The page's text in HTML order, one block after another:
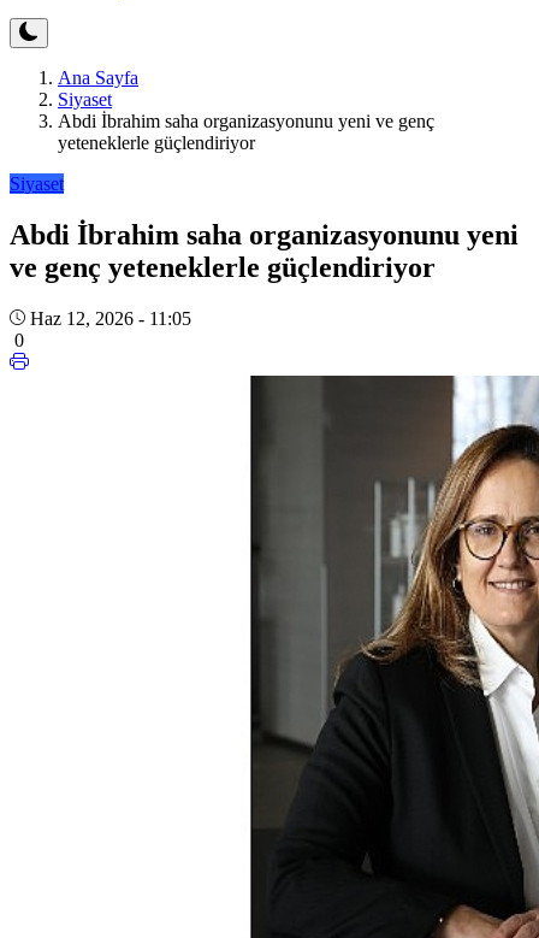
Ana Sayfa
Siyaset
Abdi İbrahim saha organizasyonunu yeni ve genç
yeteneklerle güçlendiriyor
Siyaset
Abdi İbrahim saha organizasyonunu yeni
ve genç yeteneklerle güçlendiriyor
Haz 12, 2026 - 11:05
0